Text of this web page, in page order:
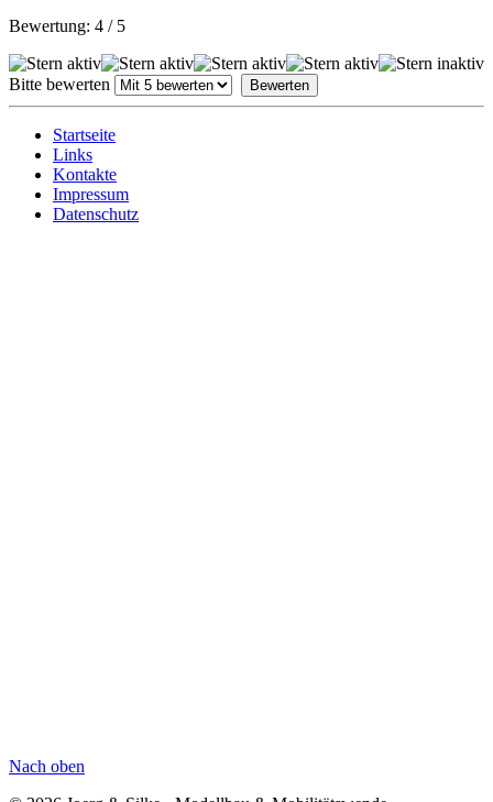
Bewertung: 4 / 5
Bitte bewerten
Startseite
Links
Kontakte
Impressum
Datenschutz
Nach oben